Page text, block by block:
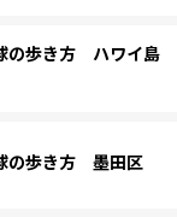
の歩き方 ハワイ島
の歩き方 墨田区